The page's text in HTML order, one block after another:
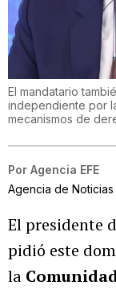
El mandatario
independiente por
mecanismos de
Por Agencia EFE
Agencia de Noticias
El presidente
pidió este
la